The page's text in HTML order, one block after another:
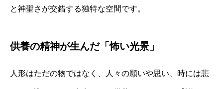
と神聖さが交錯する独特な空間です。
供養の精神が生んだ「怖い光景」
人形はただの物ではなく、人々の願いや思い、時には悲